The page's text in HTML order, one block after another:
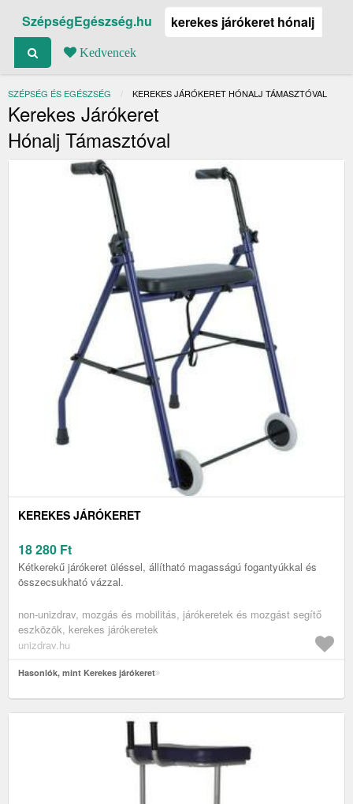
SzépségEgészség.hu
Kedvencek
SZÉPSÉG ÉS EGÉSZSÉG JELENLEGI:
KEREKES JÁRÓKERET HÓNALJ TÁMASZTÓVAL
Kerekes Járókeret
Hónalj Támasztóval
KEREKES JÁRÓKERET
18 280 Ft
Kétkerekű járókeret üléssel, állítható magasságú fogantyúkkal és
összecsukható vázzal.
non-unizdrav, mozgás és mobilitás, járókeretek és mozgást segítő
eszközök, kerekes járókeretek
unizdrav.hu
Hasonlók, mint Kerekes járókeret